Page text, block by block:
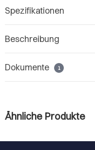
Spezifikationen
Beschreibung
Dokumente 1
Ähnliche Produkte